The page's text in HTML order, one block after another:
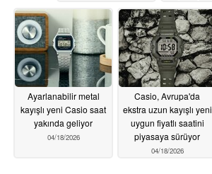
Ayarlanabilir metal
kayışlı yeni Casio saat
yakında geliyor
04/18/2026
Casio, Avrupa'da
ekstra uzun kayışlı yeni
uygun fiyatlı saatini
piyasaya sürüyor
04/18/2026